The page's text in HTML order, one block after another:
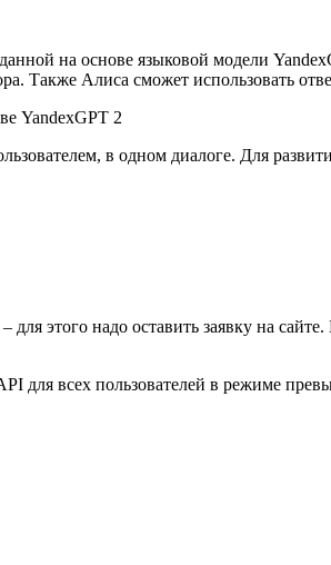
на основе языковой модели
Также Алиса сможет использовать
в одном диалоге. Для
этого надо оставить заявку на
для всех пользователей в режиме